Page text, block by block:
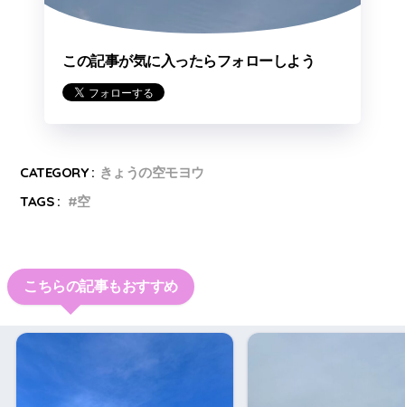
この記事が気に入ったらフォローしよう
CATEGORY : きょうの空モヨウ
TAGS :
空
こちらの記事もおすすめ